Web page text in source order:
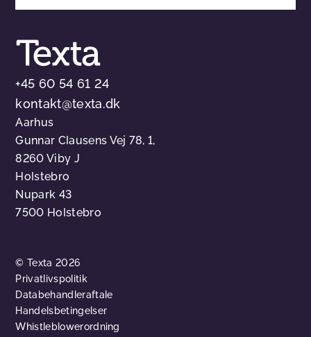
+45 60 54 61 24
kontakt@texta.dk
Aarhus
Gunnar Clausens Vej 78, 1,
8260 Viby J
Holstebro
Nupark 43
7500 Holstebro
© Texta 2026
Privatlivspolitik
Databehandleraftale
Handelsbetingelser
Whistleblowerordning